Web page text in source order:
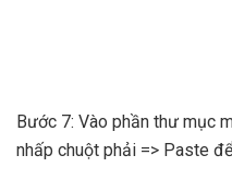
Bước 7: Vào phần thư mục
nhấp chuột phải => Paste